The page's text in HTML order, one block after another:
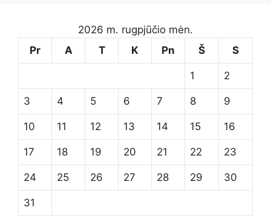
2026 m. rugpjūčio mėn.
Pr
A T K Pn Š S
1 2
3 4 5 6 7 8 9
10 11 12 13 14 15 16
17 18 19 20 21 22 23
24 25 26 27 28 29 30
31